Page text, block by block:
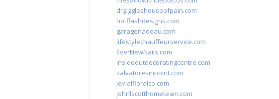
drgiggleshouseofpain.com
hotflashdesigns.com
garagenadeau.com
lifestylechauffeurservice.com
EverNewNails.com
insideoutdecoratingcentre.com
salvatoresinpoint.com
jovialfloralco.com
johnlscotthometeam.com